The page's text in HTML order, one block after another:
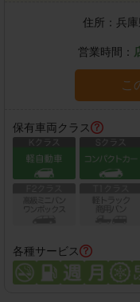
住所： 兵
営業時間：
こ
保有車両クラス
各種サービス